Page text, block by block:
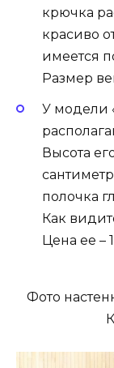
крючка
красиво
имеется
Размер
У модели
Высота
полочка
Как
Цена ее –
Фото